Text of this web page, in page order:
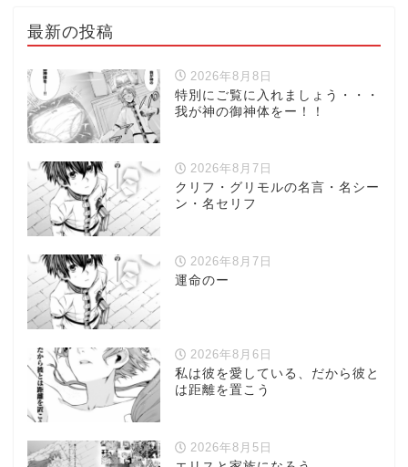
最新の投稿
2026年8月8日
特別にご覧に入れましょう・・・
我が神の御神体をー！！
2026年8月7日
クリフ・グリモルの名言・名シー
ン・名セリフ
2026年8月7日
運命のー
2026年8月6日
私は彼を愛している、だから彼と
は距離を置こう
2026年8月5日